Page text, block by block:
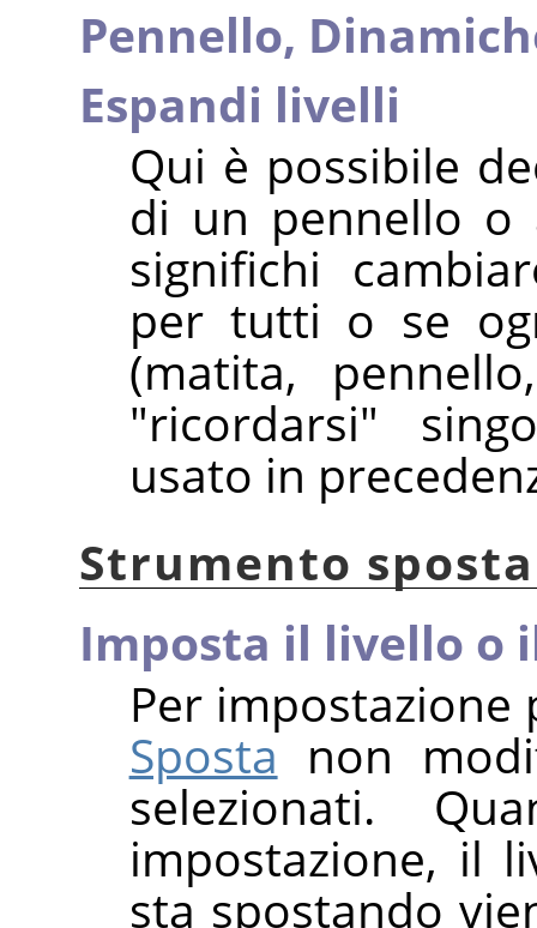
Pennello,
Espandi livelli
Qui è possibile
di un pennello
significhi
per tutti o se
(matita,
"ricordarsi"
usato in
Strumento sposta
Imposta il livello o
Per
Spostanon
selezionati.
impostazione, il
sta spostando